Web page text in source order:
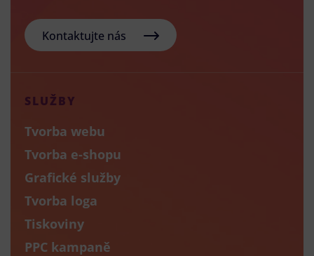
Kontaktujte nás
SLUŽBY
Tvorba webu
Tvorba e-shopu
Grafické služby
Tvorba loga
Tiskoviny
PPC kampaně